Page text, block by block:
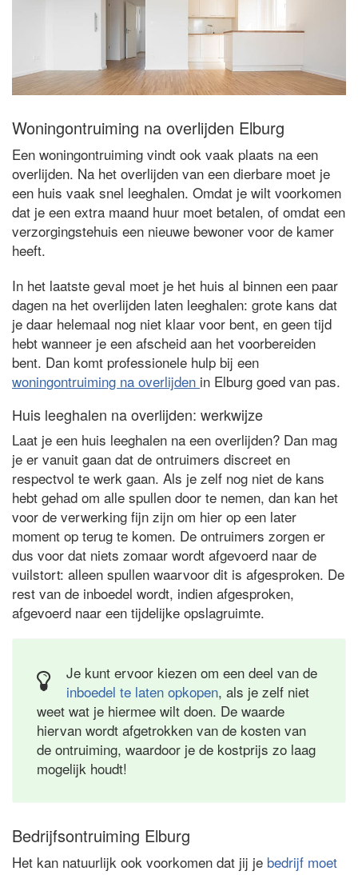
Woningontruiming na overlijden Elburg
Een woningontruiming vindt ook vaak plaats na een
overlijden. Na het overlijden van een dierbare moet je
een huis vaak snel leeghalen. Omdat je wilt voorkomen
dat je een extra maand huur moet betalen, of omdat een
verzorgingstehuis een nieuwe bewoner voor de kamer
heeft.
In het laatste geval moet je het huis al binnen een paar
dagen na het overlijden laten leeghalen: grote kans dat
je daar helemaal nog niet klaar voor bent, en geen tijd
hebt wanneer je een afscheid aan het voorbereiden
bent. Dan komt professionele hulp bij een
woningontruiming na overlijden in Elburg goed van pas.
Huis leeghalen na overlijden: werkwijze
Laat je een huis leeghalen na een overlijden? Dan mag
je er vanuit gaan dat de ontruimers discreet en
respectvol te werk gaan. Als je zelf nog niet de kans
hebt gehad om alle spullen door te nemen, dan kan het
voor de verwerking fijn zijn om hier op een later
moment op terug te komen. De ontruimers zorgen er
dus voor dat niets zomaar wordt afgevoerd naar de
vuilstort: alleen spullen waarvoor dit is afgesproken. De
rest van de inboedel wordt, indien afgesproken,
afgevoerd naar een tijdelijke opslagruimte.
Je kunt ervoor kiezen om een deel van de
inboedel te laten opkopen, als je zelf niet
weet wat je hiermee wilt doen. De waarde
hiervan wordt afgetrokken van de kosten van
de ontruiming, waardoor je de kostprijs zo laag
mogelijk houdt!
Bedrijfsontruiming Elburg
Het kan natuurlijk ook voorkomen dat jij je bedrijf moet